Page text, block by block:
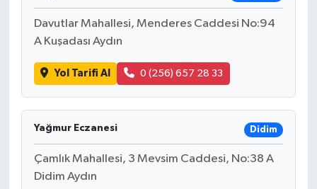
Davutlar Mahallesi, Menderes Caddesi No:94
A Kuşadası Aydın
Yol Tarifi Al 0 (256) 657 28 33
Yağmur Eczanesi Didim
Çamlık Mahallesi, 3 Mevsim Caddesi, No:38 A
Didim Aydın